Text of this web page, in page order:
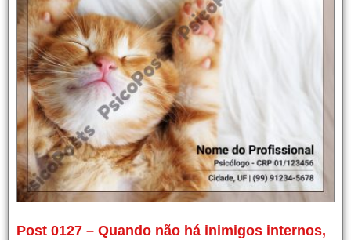
Post 0127 – Quando não há inimigos internos,